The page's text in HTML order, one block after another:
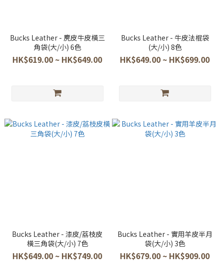
Bucks Leather - 麂皮牛皮橫三
角袋(大/小) 6色
HK$619.00 ~ HK$649.00
Bucks Leather - 牛皮法棍袋
(大/小) 8色
HK$649.00 ~ HK$699.00
Bucks Leather - 漆皮/荔枝皮
橫三角袋(大/小) 7色
HK$649.00 ~ HK$749.00
Bucks Leather - 實用羊皮半月
袋(大/小) 3色
HK$679.00 ~ HK$909.00